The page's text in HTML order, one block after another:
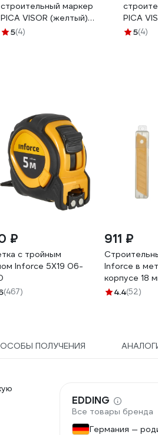
строительный маркер
PICA VISOR (желтый)
990/44
5(4)
PICA
990/36
5(4)
₽
с тройным
Inforce 5Х19 06-
(467)
911 ₽
Inforce в
корпусе 18
винтовым
4.4(52)
ПОЛУЧЕНИЯ
EDDING
Все товары бренда
Германия —